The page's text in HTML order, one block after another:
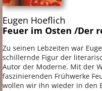
Eugen Hoeflich
Feuer im Osten /Der
Zu seinen Lebzeiten war
schillernde Figur der
Autor der Moderne. Mit der
faszinierenden Frühwerke
wollen wir ihn wieder in den